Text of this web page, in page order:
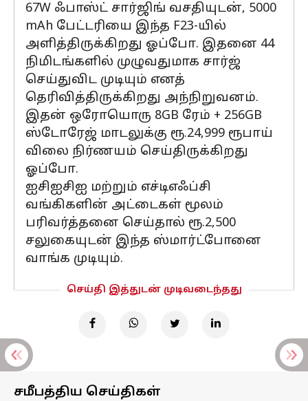
67W ஃபாஸ்ட் சார்ஜிங் வசதியுடன், 5000
mAh பேட்டரியை இந்த F23-யில்
அளித்திருக்கிறது ஓப்போ. இதனை 44
நிமிடங்களில் முழுவதுமாக சார்ஜ்
செய்துவிட முடியும் எனத்
தெரிவித்திருக்கிறது அந்நிறுவனம்.
இதன் ஒரோயொரு 8GB ரேம் + 256GB
ஸ்டோரேஜ் மாடலுக்கு ரூ.24,999 ரூபாய்
விலை நிர்ணயம் செய்திருக்கிறது
ஓப்போ.
ஐசிஐசிஐ மற்றும் எச்டிஎஃப்சி
வங்கிகளின் அட்டைகள் மூலம்
பரிவர்த்தனை செய்தால் ரூ.2,500
சலுகையுடன் இந்த ஸ்மார்ட்போனை
வாங்க முடியும்.
செய்தி இத்துடன் முடிவடைந்தது
சமீபத்திய செய்திகள்